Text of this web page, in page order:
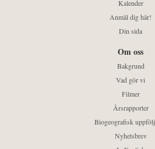
Kalender
Anmäl dig här!
Din sida
Om oss
Bakgrund
Vad gör vi
Filmer
Årsrapporter
Biogeografisk
Nyhetsbrev